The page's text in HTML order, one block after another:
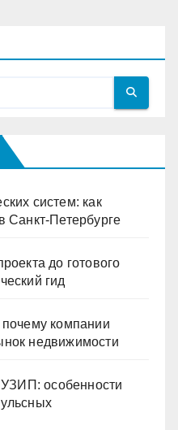
систем: как
Санкт-Петербурге
до готового
гид
компании
недвижимости
УЗИП: особенности